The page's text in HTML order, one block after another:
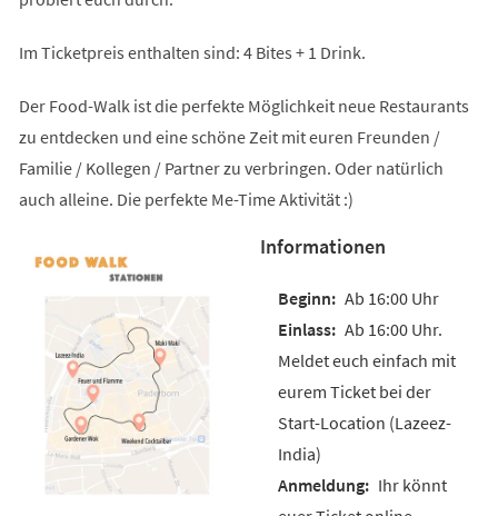
Im Ticketpreis enthalten sind: 4 Bites + 1 Drink.
Der Food-Walk ist die perfekte Möglichkeit neue Restaurants
zu entdecken und eine schöne Zeit mit euren Freunden /
Familie / Kollegen / Partner zu verbringen. Oder natürlich
auch alleine. Die perfekte Me-Time Aktivität :)
Informationen
Ab 16:00 Uhr
Ab 16:00 Uhr.
Meldet euch einfach mit
eurem Ticket bei der
Start-Location (Lazeez-
India)
Ihr könnt